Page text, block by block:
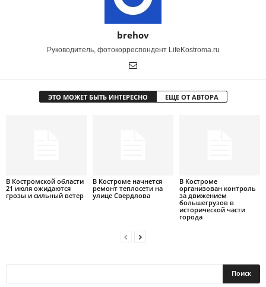
brehov
Руководитель, фотокорреспондент LifeKostroma.ru
ЭТО МОЖЕТ БЫТЬ ИНТЕРЕСНО ЕЩЕ ОТ АВТОРА
В Костромской области
21 июля ожидаются
грозы и сильный ветер
В Костроме начнется
ремонт теплосети на
улице Свердлова
В Костроме
организован контроль
за движением
большегрузов в
исторической части
города